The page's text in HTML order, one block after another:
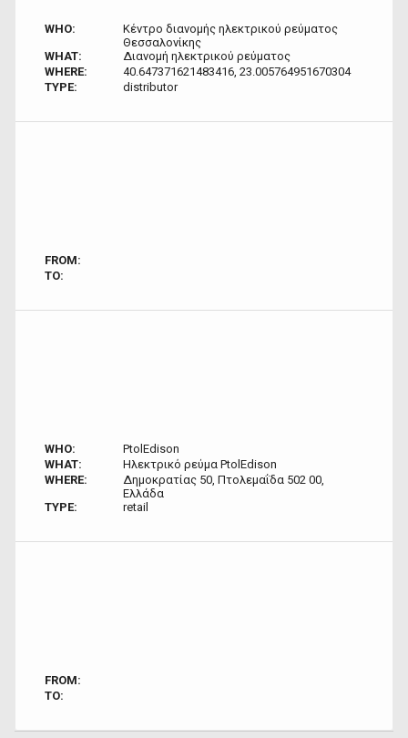
WHO:
Κέντρο διανομής ηλεκτρικού ρεύματος
Θεσσαλονίκης
WHAT:
Διανομή ηλεκτρικού ρεύματος
WHERE:
40.647371621483416, 23.005764951670304
TYPE:
distributor
FROM:
TO:
WHO:
PtolEdison
WHAT:
Ηλεκτρικό ρεύμα PtolEdison
WHERE:
Δημοκρατίας 50, Πτολεμαΐδα 502 00,
Ελλάδα
TYPE:
retail
FROM:
TO: